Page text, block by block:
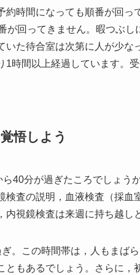
約時間になっても順番が回
が回ってきません。暇つぶ
いた待合室は次第に人が少
1時間以上経過しています。
悟しよう
40分が過ぎたころでしょう
検査の説明，血液検査（採
視鏡検査は来週に持ち越し
。この時間帯は，人もまば
ともあるでしょう。さらに